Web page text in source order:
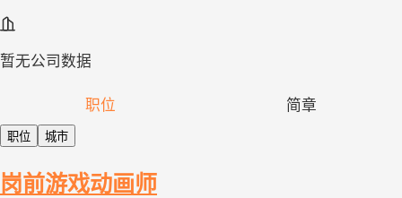
暂无公司数据
职位 简章
职位 城市
岗前游戏动画师